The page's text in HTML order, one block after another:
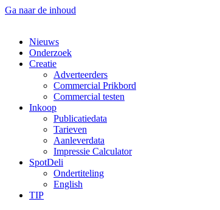
Ga naar de inhoud
Nieuws
Onderzoek
Creatie
Adverteerders
Commercial Prikbord
Commercial testen
Inkoop
Publicatiedata
Tarieven
Aanleverdata
Impressie Calculator
SpotDeli
Ondertiteling
English
TIP